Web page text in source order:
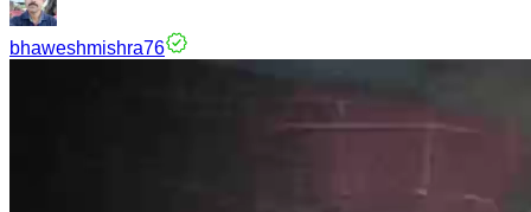
bhaweshmishra76